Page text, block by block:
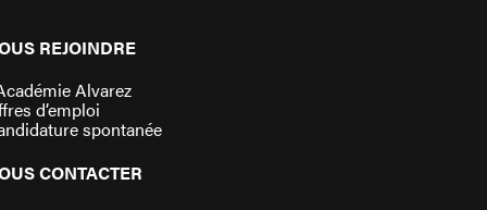
REJOINDRE
Alvarez
d’emploi
spontanée
CONTACTER